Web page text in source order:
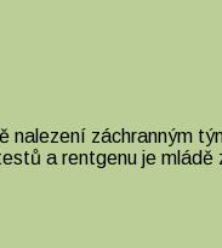
záchranným
a rentgenu je mládě